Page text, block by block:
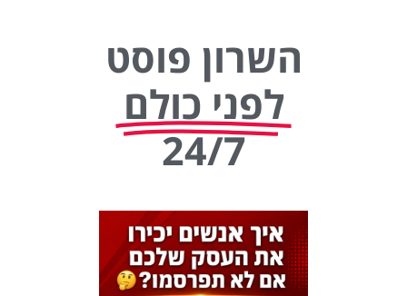
השרון פוסט
לפני כולם
24/7